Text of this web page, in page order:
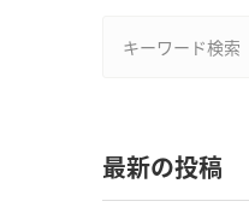
最新の投稿